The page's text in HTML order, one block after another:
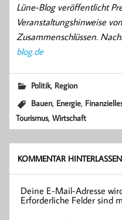
Lüne-Blog veröffentlicht
Veranstaltungshinweise
Zusammenschlüssen.
blog.de
Politik, Region
Bauen, Energie,
Tourismus,Wirtschaft
KOMMENTAR HINTERLASSEN
Deine E-Mail-Adresse
Erforderliche Felder sind